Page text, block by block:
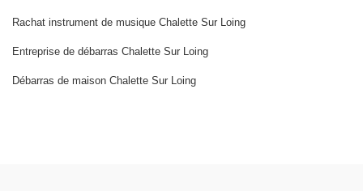
Rachat instrument de musique Chalette Sur Loing
Entreprise de débarras Chalette Sur Loing
Débarras de maison Chalette Sur Loing